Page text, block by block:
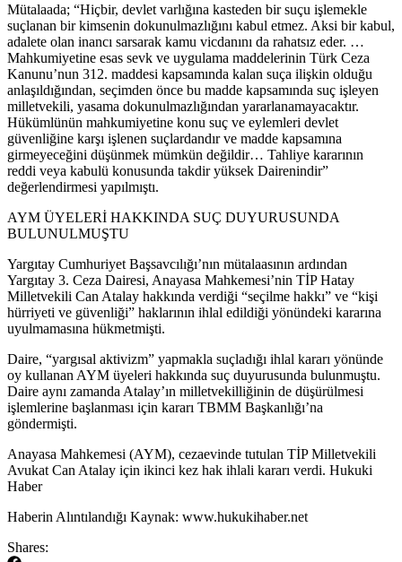
Mütalaada; “Hiçbir, devlet varlığına kasteden bir suçu işlemekle
suçlanan bir kimsenin dokunulmazlığını kabul etmez. Aksi bir kabul,
adalete olan inancı sarsarak kamu vicdanını da rahatsız eder. …
Mahkumiyetine esas sevk ve uygulama maddelerinin Türk Ceza
Kanunu’nun 312. maddesi kapsamında kalan suça ilişkin olduğu
anlaşıldığından, seçimden önce bu madde kapsamında suç işleyen
milletvekili, yasama dokunulmazlığından yararlanamayacaktır.
Hükümlünün mahkumiyetine konu suç ve eylemleri devlet
güvenliğine karşı işlenen suçlardandır ve madde kapsamına
girmeyeceğini düşünmek mümkün değildir… Tahliye kararının
reddi veya kabulü konusunda takdir yüksek Dairenindir”
değerlendirmesi yapılmıştı.
AYM ÜYELERİ HAKKINDA SUÇ DUYURUSUNDA
BULUNULMUŞTU
Yargıtay Cumhuriyet Başsavcılığı’nın mütalaasının ardından
Yargıtay 3. Ceza Dairesi, Anayasa Mahkemesi’nin TİP Hatay
Milletvekili Can Atalay hakkında verdiği “seçilme hakkı” ve “kişi
hürriyeti ve güvenliği” haklarının ihlal edildiği yönündeki kararına
uyulmamasına hükmetmişti.
Daire, “yargısal aktivizm” yapmakla suçladığı ihlal kararı yönünde
oy kullanan AYM üyeleri hakkında suç duyurusunda bulunmuştu.
Daire aynı zamanda Atalay’ın milletvekilliğinin de düşürülmesi
işlemlerine başlanması için kararı TBMM Başkanlığı’na
göndermişti.
​Anayasa Mahkemesi (AYM), cezaevinde tutulan TİP Milletvekili
Avukat Can Atalay için ikinci kez hak ihlali kararı verdi. Hukuki
Haber
Haberin Alıntılandığı Kaynak: www.hukukihaber.net
Shares: